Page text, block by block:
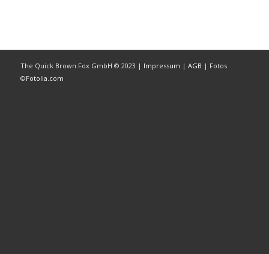
The Quick Brown Fox GmbH © 2023 | Impressum | AGB | Fotos
©Fotolia.com